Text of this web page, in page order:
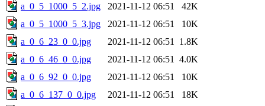
a_0_5_1000_5_2.jpg
2021-11-12 06:51
42K
a_0_5_1000_5_3.jpg
2021-11-12 06:51
10K
a_0_6_23_0_0.jpg
2021-11-12 06:51
1.8K
a_0_6_46_0_0.jpg
2021-11-12 06:51
4.0K
a_0_6_92_0_0.jpg
2021-11-12 06:51
10K
a_0_6_137_0_0.jpg
2021-11-12 06:51
18K